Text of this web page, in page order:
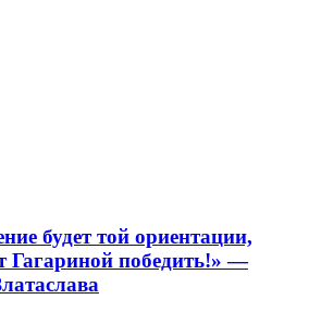
будет той ориентации,
Гагариной победить!» —